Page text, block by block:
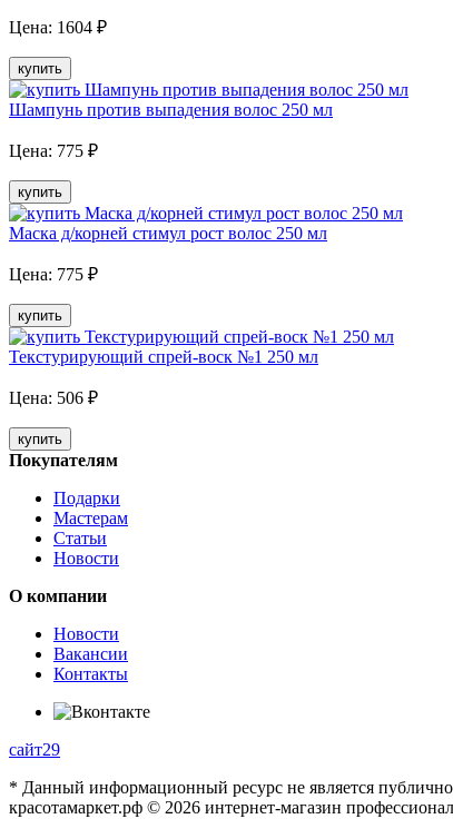
Цена: 1604 ₽
купить
Шампунь против выпадения волос 250 мл
Цена: 775 ₽
купить
Маска д/корней стимул рост волос 250 мл
Цена: 775 ₽
купить
Текстурирующий спрей-воск №1 250 мл
Цена: 506 ₽
купить
Покупателям
Подарки
Мастерам
Статьи
Новости
О компании
Новости
Вакансии
Контакты
сайт29
* Данный информационный ресурс не является
красотамаркет.рф © 2026 интернет-магазин